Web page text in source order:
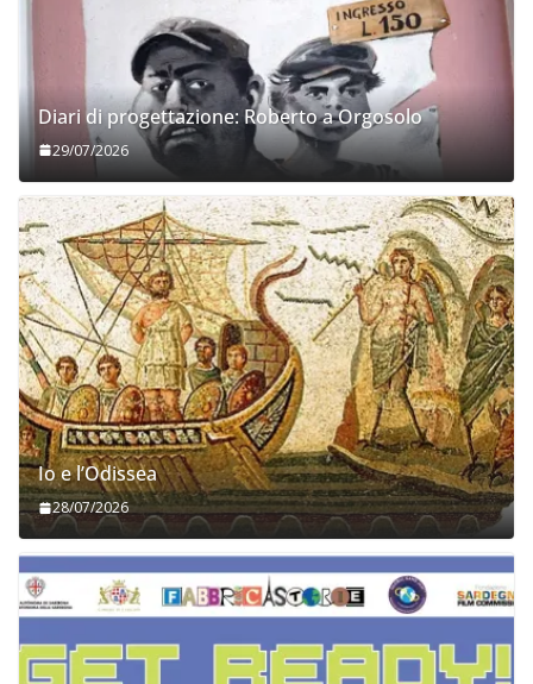
Diari di progettazione: Roberto a Orgosolo
29/07/2026
Io e l’Odissea
28/07/2026